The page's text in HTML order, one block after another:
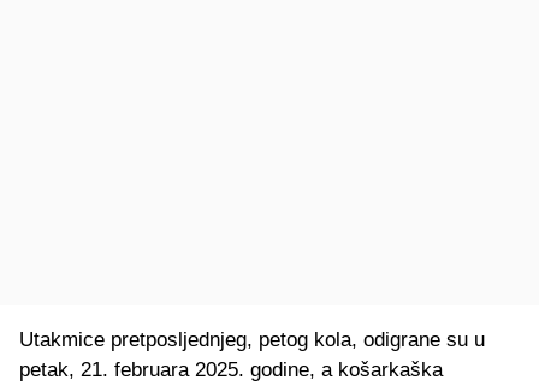
Utakmice pretposljednjeg, petog kola, odigrane su u
petak, 21. februara 2025. godine, a košarkaška